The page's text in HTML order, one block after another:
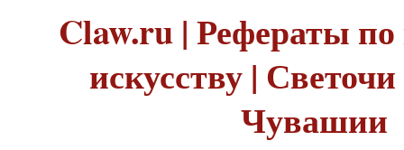
Claw.ru | Рефераты по
искусству |
Чувашии